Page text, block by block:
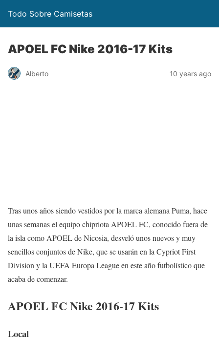
Todo Sobre Camisetas
APOEL FC Nike 2016-17 Kits
Alberto 10 years ago
Tras unos años siendo vestidos por la marca alemana Puma, hace
unas semanas el equipo chipriota APOEL FC, conocido fuera de
la isla como APOEL de Nicosia, desveló unos nuevos y muy
sencillos conjuntos de Nike, que se usarán en la Cypriot First
Division y la UEFA Europa League en este año futbolístico que
acaba de comenzar.
APOEL FC Nike 2016-17 Kits
Local